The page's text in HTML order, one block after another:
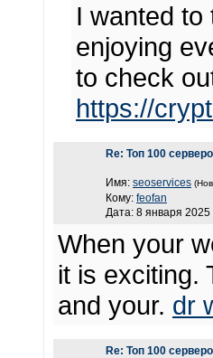
I wanted to
enjoying
to check
https://
Re: Топ 100
Имя: seoservices
Кому: feofan
Дата: 8 января 2025
When your
it is exciting.
and your. dr
Re: Топ 100